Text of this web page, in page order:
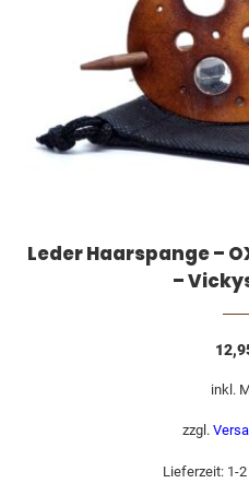
Leder Haarspange –
–
inkl.
zzgl.
Lieferzeit: 1-